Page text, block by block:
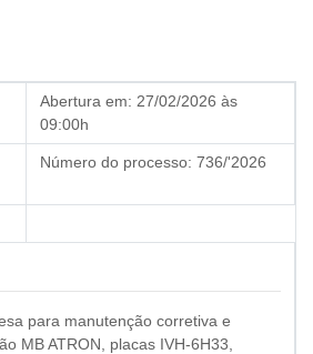
Abertura em: 27/02/2026 às
09:00h
Número do processo: 736/'2026
para manutenção corretiva e
MB ATRON, placas IVH-6H33,